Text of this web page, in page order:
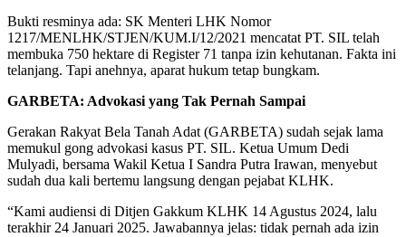
Bukti resminya ada: SK Menteri LHK Nomor
1217/MENLHK/STJEN/KUM.I/12/2021 mencatat PT. SIL telah
membuka 750 hektare di Register 71 tanpa izin kehutanan. Fakta ini
telanjang. Tapi anehnya, aparat hukum tetap bungkam.
GARBETA: Advokasi yang Tak Pernah Sampai
Gerakan Rakyat Bela Tanah Adat (GARBETA) sudah sejak lama
memukul gong advokasi kasus PT. SIL. Ketua Umum Dedi
Mulyadi, bersama Wakil Ketua I Sandra Putra Irawan, menyebut
sudah dua kali bertemu langsung dengan pejabat KLHK.
“Kami audiensi di Ditjen Gakkum KLHK 14 Agustus 2024, lalu
terakhir 24 Januari 2025. Jawabannya jelas: tidak pernah ada izin